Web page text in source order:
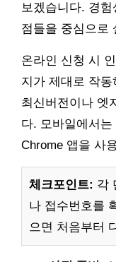
보겠습니다. 경험
점들을 중심으로
온라인 신청 시
지가 제대로 작
최신버전이나 엣
다. 모바일에서
Chrome 앱을 사
체크포인트: 각
나 접수번호를
으면 처음부터